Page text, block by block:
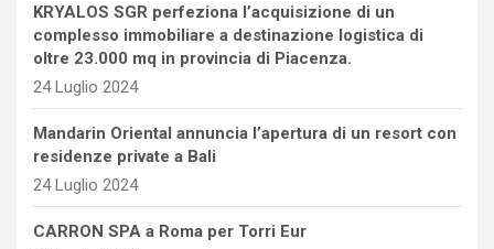
KRYALOS SGR perfeziona l’acquisizione di un
complesso immobiliare a destinazione logistica di
oltre 23.000 mq in provincia di Piacenza.
24 Luglio 2024
Mandarin Oriental annuncia l’apertura di un resort con
residenze private a Bali
24 Luglio 2024
CARRON SPA a Roma per Torri Eur